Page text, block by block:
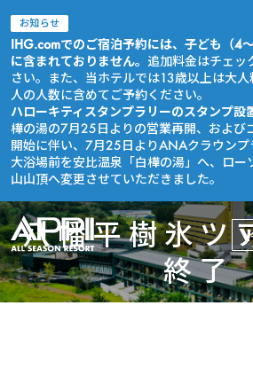
お知らせ
IHG.comでのご宿泊予約には、子ども（4
に含まれておりません。 追加料金はチェッ
さい。また、当ホテルでは13歳以上は大
人の人数に含めてご予約ください。
ハローキティスタンプラリーのスタンプ設
樺の湯の7月25日よりの営業再開、および
開始に伴い、7月25日よりANAクラウンプ
大浴場前を安比温泉「白樺の湯」へ、ロー
山山頂へ変更させていただきました。
八幡平樹氷ツ
終了